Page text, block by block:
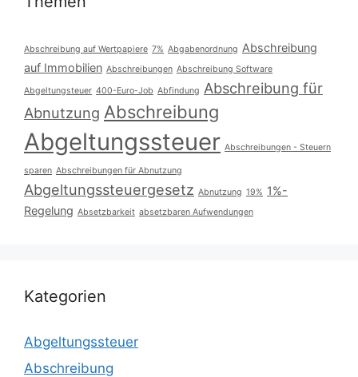
Abschreibung auf Wertpapiere 7% Abgabenordnung Abschreibung
auf Immobilien Abschreibungen Abschreibung Software
Abgeltungsteuer 400-Euro-Job Abfindung Abschreibung für
Abnutzung Abschreibung
Abgeltungssteuer Abschreibungen - Steuern
sparen Abschreibungen für Abnutzung
Abgeltungssteuergesetz Abnutzung 19% 1%-
Regelung Absetzbarkeit absetzbaren Aufwendungen
Kategorien
Abgeltungssteuer
Abschreibung